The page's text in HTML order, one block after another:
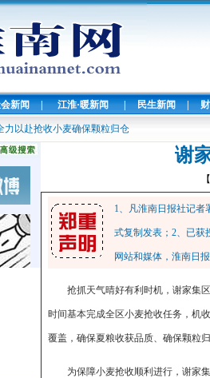
新闻 | 江淮·暖新闻 | 民生新闻 |
力以赴抢收小麦确保颗粒归仓
谢
1、凡淮南日报社记
式复制发表；2、已获
网站和媒体，淮南日
抢抓天气晴好有利时机，谢家集
时间基本完成全区小麦抢收任务，机
覆盖，确保夏粮收获品质、确保颗粒
为保障小麦抢收顺利进行，谢家